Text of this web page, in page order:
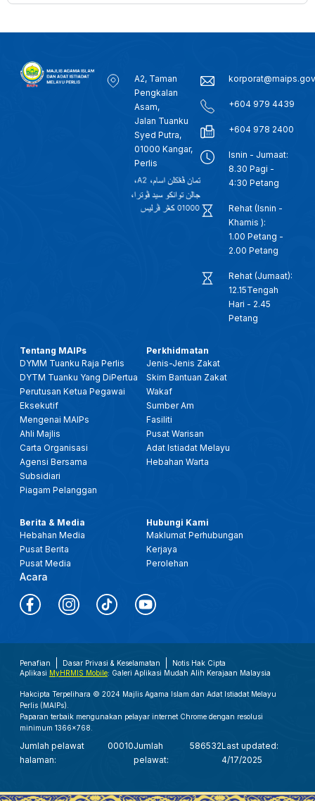
A2, Taman
Pengkalan
Asam,
Jalan Tuanku
Syed Putra,
01000 Kangar,
Perlis
+604 979 4439
+604 978 2400
Isnin - Jumaat:
8.30 Pagi -
4:30 Petang
Rehat (Isnin -
Khamis ):
1.00 Petang -
2.00 Petang
Rehat (Jumaat):
12.15Tengah
Hari - 2.45
Petang
Tentang MAIPs
DYMM Tuanku Raja Perlis
DYTM Tuanku Yang DiPertua
Perutusan Ketua Pegawai
Eksekutif
Mengenai MAIPs
Ahli Majlis
Carta Organisasi
Agensi Bersama
Subsidiari
Piagam Pelanggan
Perkhidmatan
Jenis-Jenis Zakat
Skim Bantuan Zakat
Wakaf
Sumber Am
Fasiliti
Pusat Warisan
Adat Istiadat Melayu
Hebahan Warta
Berita & Media
Hebahan Media
Pusat Berita
Pusat Media
Acara
Hubungi Kami
Maklumat Perhubungan
Kerjaya
Perolehan
Penafian Dasar Privasi & Keselamatan
Notis Hak Cipta
Aplikasi MyHRMIS Mobile: Galeri Aplikasi Mudah Alih Kerajaan Malaysia
Hakcipta Terpelihara © 2024 Majlis Agama Islam dan Adat Istiadat Melayu
Perlis (MAIPs).
Paparan terbaik mengunakan pelayar internet Chrome dengan resolusi
minimum 1366x768.
Jumlah pelawat
halaman:
00010Jumlah
pelawat:
586532Last updated:
4/17/2025